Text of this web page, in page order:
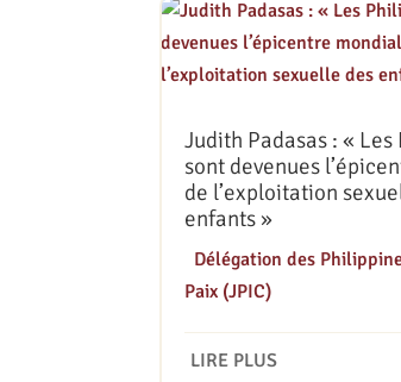
Judith Padasas : «
sont devenues
de l’exploitation
enfants »
Délégation des
Paix (JPIC)
LIRE PLUS